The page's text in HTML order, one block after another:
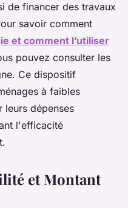
de financer des travaux
savoir comment
et comment l’utiliser
pouvez consulter les
Ce dispositif
à faibles
leurs dépenses
l'efficacité
et Montant